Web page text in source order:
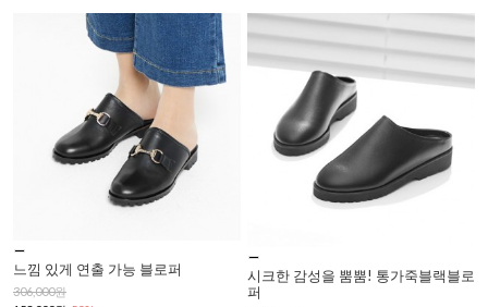
느낌 있게 연출 가능 블로퍼
306,000원
시크한 감성을 뿜뿜! 통가죽블랙블로
퍼